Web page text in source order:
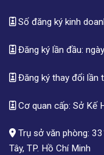
Số đăng ký kinh
Đăng ký lần đầu:
Đăng ký thay đổi
Cơ quan cấp: Sở Kế
Trụ sở văn phòng:
Tây, TP. Hồ Chí Minh